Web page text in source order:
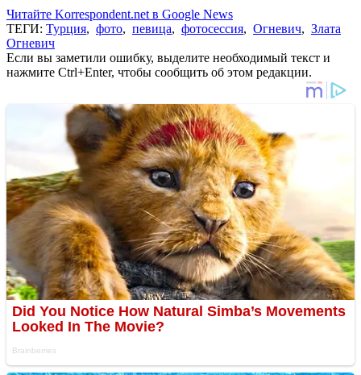
Читайте Korrespondent.net в Google News
ТЕГИ: Турция, фото, певица, фотосессия, Огневич, Злата
Огневич
Если вы заметили ошибку, выделите необходимый текст и
нажмите Ctrl+Enter, чтобы сообщить об этом редакции.